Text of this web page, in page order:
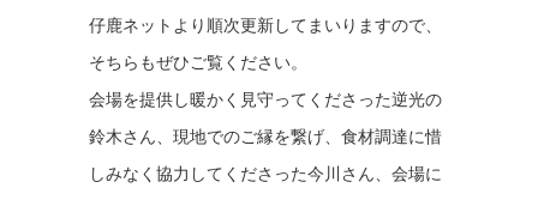
仔鹿ネットより順次更新してまいりますので、
そちらもぜひご覧ください。
会場を提供し暖かく見守ってくださった逆光の
鈴木さん、現地でのご縁を繋げ、食材調達に惜
しみなく協力してくださった今川さん、会場に